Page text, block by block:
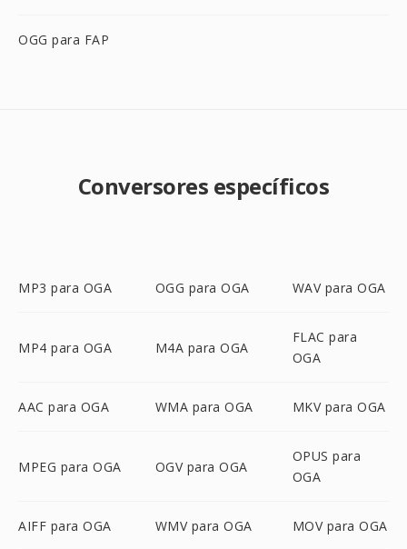
OGG para FAP
Conversores específicos
MP3 para OGA OGG para OGA WAV para OGA
MP4 para OGA M4A para OGA
FLAC para
OGA
AAC para OGA WMA para OGA MKV para OGA
MPEG para OGA OGV para OGA
OPUS para
OGA
AIFF para OGA WMV para OGA MOV para OGA